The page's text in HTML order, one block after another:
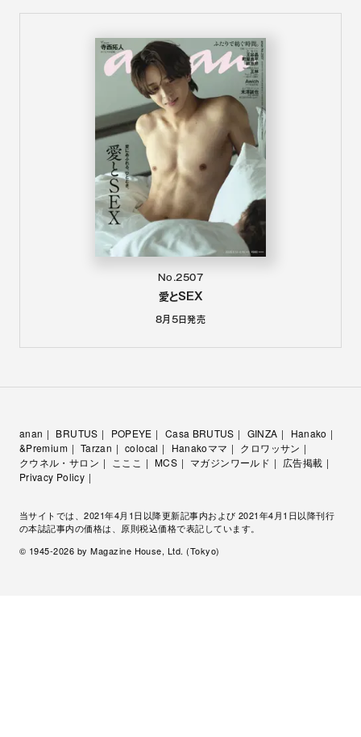
No.2507
愛とSEX
8月5日発売
anan BRUTUS POPEYE Casa BRUTUS GINZA
Hanako
&Premium
Tarzan colocal Hanakoママ
クロワッサン
クウネル・サロン
こここ MCS マガジンワールド
広告掲載
Privacy Policy
当サイトでは、2021年4月1日以降更新記事内および 2021年4月1日以降刊行
の本誌記事内の価格は、原則税込価格で表記しています。
© 1945-2026 by Magazine House, Ltd. (Tokyo)